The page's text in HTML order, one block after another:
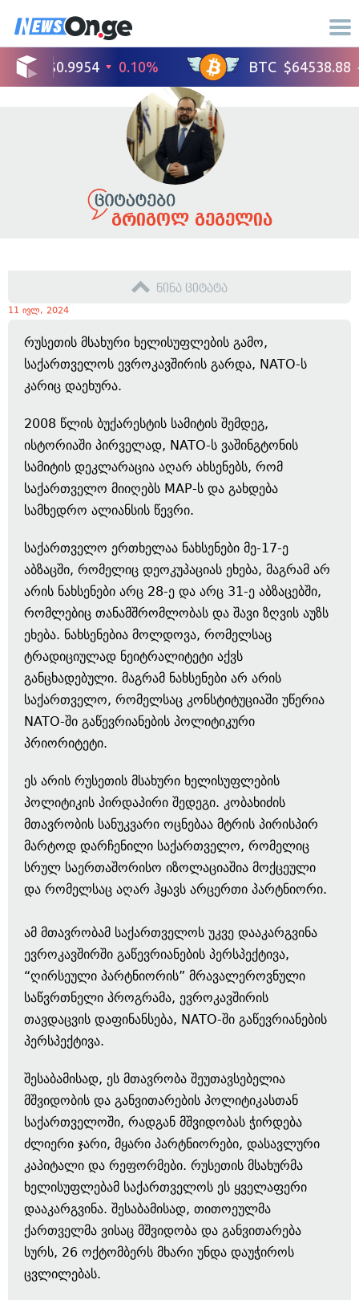
გრიგოლ გეგელია
წინა ციტატა
11 ივლ, 2024
რუსეთის მსახური ხელისუფლების გამო,
საქართველოს ევროკავშირის გარდა, NATO-ს
კარიც დაეხურა.
2008 წლის ბუქარესტის სამიტის შემდეგ,
ისტორიაში პირველად, NATO-ს ვაშინგტონის
სამიტის დეკლარაცია აღარ ახსენებს, რომ
საქართველო მიიღებს MAP-ს და გახდება
სამხედრო ალიანსის წევრი.
საქართველო ერთხელაა ნახსენები მე-17-ე
აბზაცში, რომელიც დეოკუპაციას ეხება, მაგრამ არ
არის ნახსენები არც 28-ე და არც 31-ე აბზაცებში,
რომლებიც თანამშრომლობას და შავი ზღვის აუზს
ეხება. ნახსენებია მოლდოვა, რომელსაც
ტრადიციულად ნეიტრალიტეტი აქვს
განცხადებული. მაგრამ ნახსენები არ არის
საქართველო, რომელსაც კონსტიტუციაში უწერია
NATO-ში გაწევრიანების პოლიტიკური
პრიორიტეტი.
ეს არის რუსეთის მსახური ხელისუფლების
პოლიტიკის პირდაპირი შედეგი. კობახიძის
მთავრობის სანუკვარი ოცნებაა მტრის პირისპირ
მარტოდ დარჩენილი საქართველო, რომელიც
სრულ საერთაშორისო იზოლაციაშია მოქცეული
და რომელსაც აღარ ჰყავს არცერთი პარტნიორი.
ამ მთავრობამ საქართველოს უკვე დააკარგვინა
ევროკავშირში გაწევრიანების პერსპექტივა,
“ღირსეული პარტნიორის” მრავალეროვნული
საწვრთნელი პროგრამა, ევროკავშირის
თავდაცვის დაფინანსება, NATO-ში გაწევრიანების
პერსპექტივა.
შესაბამისად, ეს მთავრობა შეუთავსებელია
მშვიდობის და განვითარების პოლიტიკასთან
საქართველოში, რადგან მშვიდობას ჭირდება
ძლიერი ჯარი, მყარი პარტნიორები, დასავლური
კაპიტალი და რეფორმები. რუსეთის მსახურმა
ხელისუფლებამ საქართველოს ეს ყველაფერი
დააკარგვინა. შესაბამისად, თითოეულმა
ქართველმა ვისაც მშვიდობა და განვითარება
სურს, 26 ოქტომბერს მხარი უნდა დაუჭიროს
ცვლილებას.